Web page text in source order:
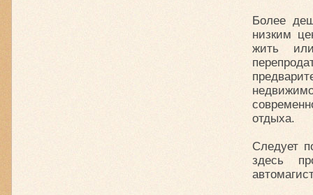
Более
низким
жить
отдыха.
Следует
здесь